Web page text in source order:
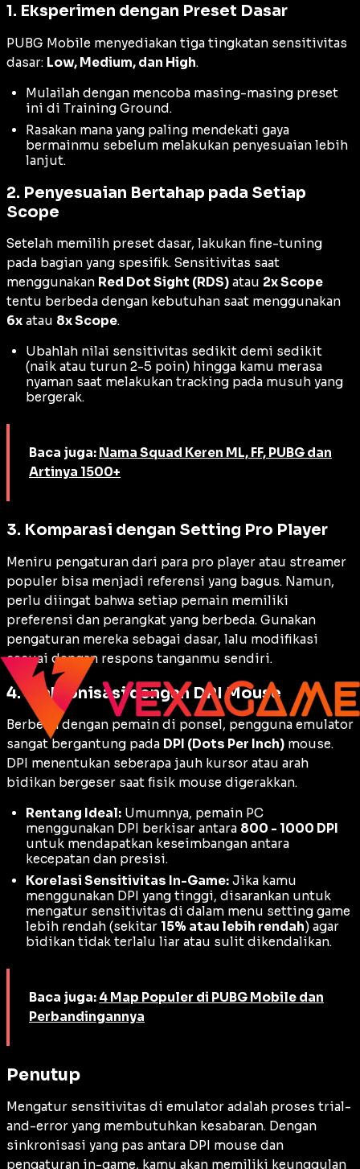
1. Eksperimen dengan Preset Dasar
PUBG Mobile menyediakan tiga tingkatan sensitivitas
dasar: Low, Medium, dan High.
Mulailah dengan mencoba masing-masing preset
ini di Training Ground.
Rasakan mana yang paling mendekati gaya
bermainmu sebelum melakukan penyesuaian lebih
lanjut.
2. Penyesuaian Bertahap pada Setiap
Scope
Setelah memilih preset dasar, lakukan fine-tuning
pada bagian yang spesifik. Sensitivitas saat
menggunakan Red Dot Sight (RDS) atau 2x Scope
tentu berbeda dengan kebutuhan saat menggunakan
6x atau 8x Scope.
Ubahlah nilai sensitivitas sedikit demi sedikit
(naik atau turun 2-5 poin) hingga kamu merasa
nyaman saat melakukan tracking pada musuh yang
bergerak.
Baca juga: Nama Squad Keren ML, FF, PUBG dan
Artinya 1500+
3. Komparasi dengan Setting Pro Player
Meniru pengaturan dari para pro player atau streamer
populer bisa menjadi referensi yang bagus. Namun,
perlu diingat bahwa setiap pemain memiliki
preferensi dan perangkat yang berbeda. Gunakan
pengaturan mereka sebagai dasar, lalu modifikasi
sesuai dengan respons tanganmu sendiri.
4. Sinkronisasi dengan DPI Mouse
Berbeda dengan pemain di ponsel, pengguna emulator
sangat bergantung pada DPI (Dots Per Inch) mouse.
DPI menentukan seberapa jauh kursor atau arah
bidikan bergeser saat fisik mouse digerakkan.
Rentang Ideal: Umumnya, pemain PC
menggunakan DPI berkisar antara 800 - 1000 DPI
untuk mendapatkan keseimbangan antara
kecepatan dan presisi.
Korelasi Sensitivitas In-Game: Jika kamu
menggunakan DPI yang tinggi, disarankan untuk
mengatur sensitivitas di dalam menu setting game
lebih rendah (sekitar 15% atau lebih rendah) agar
bidikan tidak terlalu liar atau sulit dikendalikan.
Baca juga: 4 Map Populer di PUBG Mobile dan
Perbandingannya
Penutup
Mengatur sensitivitas di emulator adalah proses trial-
and-error yang membutuhkan kesabaran. Dengan
sinkronisasi yang pas antara DPI mouse dan
pengaturan in-game, kamu akan memiliki keunggulan